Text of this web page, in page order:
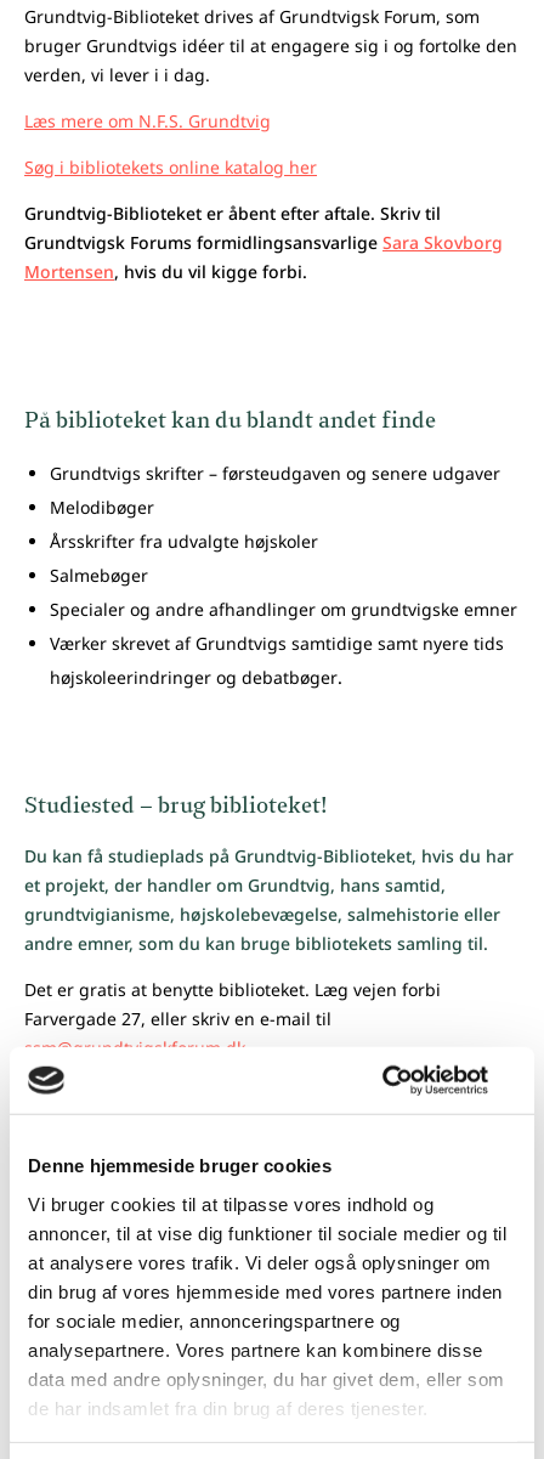
Denne hjemmeside bruger cookies
Vi bruger cookies til at tilpasse vores indhold og
annoncer, til at vise dig funktioner til sociale medier og til
at analysere vores trafik. Vi deler også oplysninger om
din brug af vores hjemmeside med vores partnere inden
for sociale medier, annonceringspartnere og
analysepartnere. Vores partnere kan kombinere disse
data med andre oplysninger, du har givet dem, eller som
de har indsamlet fra din brug af deres tjenester.
Grundtvig-Biblioteket drives af Grundtvigsk Forum, som
bruger Grundtvigs idéer til at engagere sig i og fortolke den
verden, vi lever i i dag.
Læs mere om N.F.S. Grundtvig
Søg i bibliotekets online katalog her
Grundtvig-Biblioteket er åbent efter aftale. Skriv til
Grundtvigsk Forums formidlingsansvarlige Sara Skovborg
Mortensen, hvis du vil kigge forbi.
På biblioteket kan du blandt andet finde
Grundtvigs skrifter – førsteudgaven og senere udgaver
Melodibøger
Årsskrifter fra udvalgte højskoler
Salmebøger
Specialer og andre afhandlinger om grundtvigske emner
Værker skrevet af Grundtvigs samtidige samt nyere tids
højskoleerindringer og debatbøger.
Studiested – brug biblioteket!
Du kan få studieplads på Grundtvig-Biblioteket, hvis du har
et projekt, der handler om Grundtvig, hans samtid,
grundtvigianisme, højskolebevægelse, salmehistorie eller
andre emner, som du kan bruge bibliotekets samling til.
Det er gratis at benytte biblioteket. Læg vejen forbi
Farvergade 27, eller skriv en e-mail til
ssm@grundtvigskforum.dk
Nyttige links
Dansk Teologisk Tidsskrift- fagteologiske tidsskrift
Dansk Kirketidende indeks 2007-2020
Danske Studier- Tidsskrift for dansk sprog og litteratur.
Forskningsartikler, afhandlinger, anmeldelser
Efterskolerne
- magasinet Efterskolerne
Grundtvig-Studier- forskningsartikler om Grundtvig
nationalt og internationalt